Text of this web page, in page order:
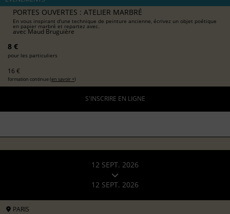
PORTES OUVERTES : ATELIER MARBRÉ
En vous inspirant d'une technique de peinture ancienne, écrivez un objet poétique
en papier marbré et repartez avec.
avecMaud Bruguière
8 €
pour les particuliers
16 €
formation continue (en savoir +)
S'INSCRIRE EN LIGNE
12 SEPT. 2026
12 SEPT. 2026
PARIS